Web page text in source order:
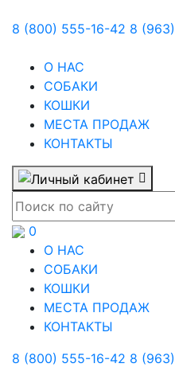
8 (800) 555-16-42 8
О НАС
СОБАКИ
КОШКИ
МЕСТА ПРОДАЖ
КОНТАКТЫ
0
О НАС
СОБАКИ
КОШКИ
МЕСТА ПРОДАЖ
КОНТАКТЫ
8 (800) 555-16-42 8